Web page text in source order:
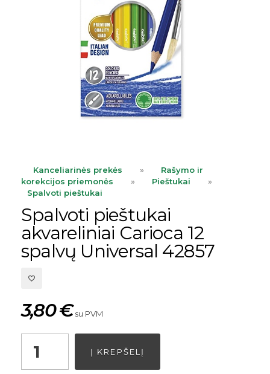
Kanceliarinės prekės »
Rašymo ir
korekcijos priemonės
» Pieštukai
»
Spalvoti pieštukai
Spalvoti pieštukai
akvareliniai Carioca 12
spalvų Universal 42857
3,80€ su PVM
Į KREPŠELĮ